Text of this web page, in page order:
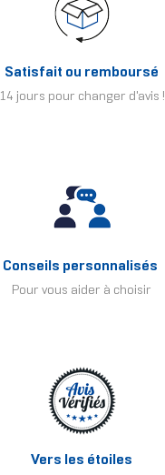
Satisfait ou remboursé
14 jours pour changer d'avis !
Conseils personnalisés
Pour vous aider à choisir
Vers les étoiles